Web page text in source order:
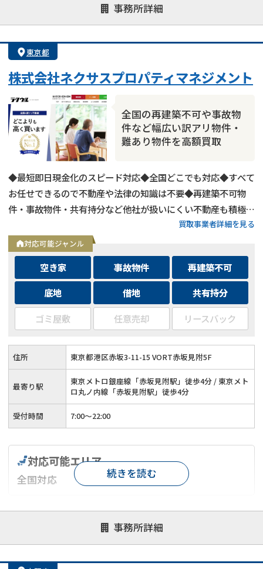
事務所詳細
1億円以上の買取可
東京都
株式会社ネクサスプロパティマネジメント
全国の再建築不可や事故物
件など幅広い訳アリ物件・
難あり物件を高額買取
◆最短即日現金化のスピード対応◆全国どこでも対応◆すべて
お任せできるので不動産や法律の知識は不要◆再建築不可物
件・事故物件・共有持分など他社が扱いにくい不動産も積極買
取◆残置物・ゴミ屋敷・シロアリ被害がある物件もそのままで
買取
買取事業者詳細を見る
対応可能ジャンル
空き家 事故物件
再建築不可
底地
借地
共有持分
ゴミ屋敷
任意売却 リースバック
住所 東京都港区赤坂3-11-15 VORT赤坂見附5F
最寄り駅
東京メトロ銀座線「赤坂見附駅」徒歩4分 / 東京メト
ロ丸ノ内線「赤坂見附駅」徒歩4分
受付時間 7:00〜22:00
事務所詳細
対応可能エリア
全国対応
対応が親身 オンライン面談可能
レスポンスが早い
1億円以上の買取可
続きを読む